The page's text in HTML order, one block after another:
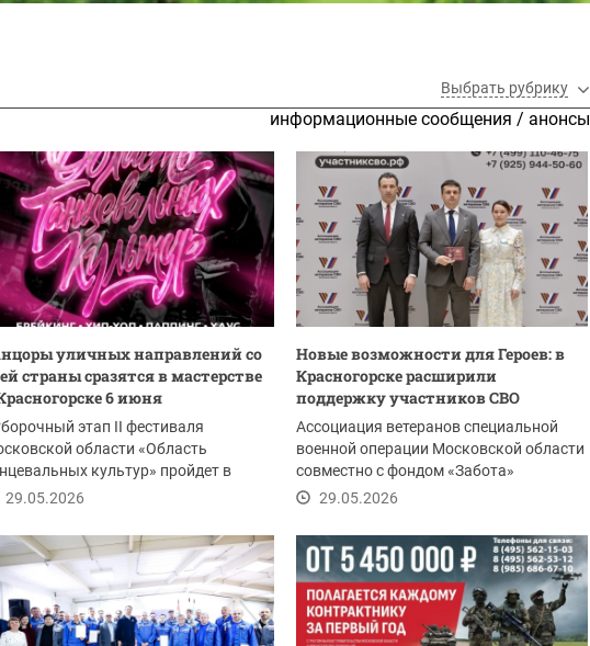
Выбрать рубрику
информационные сообщения / анонсы
уличных направлений со
страны сразятся в мастерстве
6 июня
этап II фестиваля
области «Область
культур» пройдет в
на площади...
29.05.2026
Новые возможности для Героев: в
Красногорске расширили
поддержку участников СВО
Ассоциация ветеранов специальной
военной операции Московской области
совместно с фондом «Забота»
заключила ряд новых...
29.05.2026